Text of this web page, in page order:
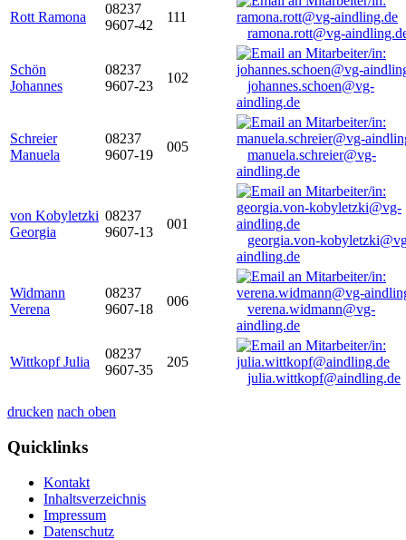
Rott Ramona
08237
9607-42
111
ramona.rott@vg-
Schön
Johannes
08237
9607-23
102
johannes.schoen@vg-
aindling.de
Schreier
Manuela
08237
9607-19
005
manuela.schreier@vg-
aindling.de
von Kobyletzki
Georgia
08237
9607-13
001
georgia.von-
aindling.de
Widmann
Verena
08237
9607-18
006
verena.widmann@vg-
aindling.de
Wittkopf Julia
08237
9607-35
205
julia.wittkopf@aindling.de
drucken nach oben
Quicklinks
Kontakt
Inhaltsverzeichnis
Impressum
Datenschutz